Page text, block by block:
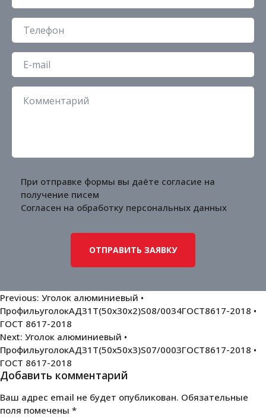
При отправке формы вы даёте согласие на
получение писем
Согласен на обработку персональных данных
Навигация
по
записям
Previous: Уголок алюминиевый •
ПрофильуголокАД31Т(50х30х2)S08/0034ГОСТ8617-2018 •
ГОСТ 8617-2018
Next: Уголок алюминиевый •
ПрофильуголокАД31Т(50х50х3)S07/0003ГОСТ8617-2018 •
ГОСТ 8617-2018
Добавить комментарий
Ваш адрес email не будет опубликован. Обязательные
поля помечены *